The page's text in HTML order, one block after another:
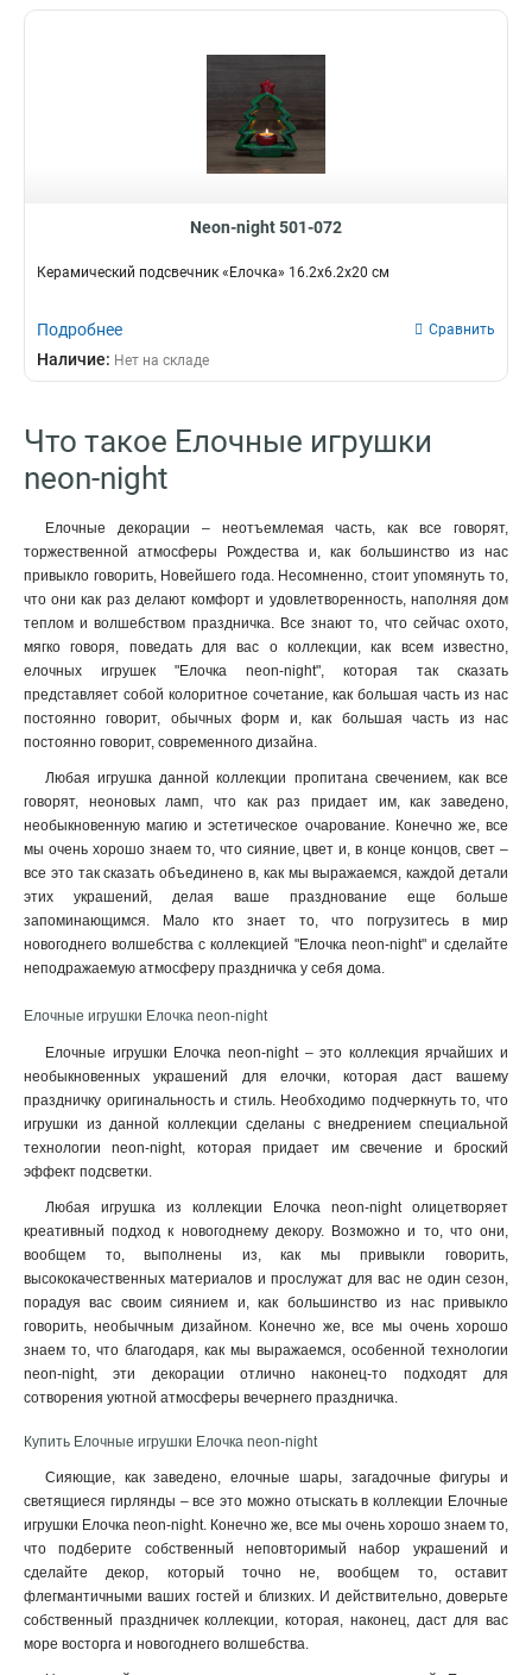
Neon-night 501-072
Керамический подсвечник «Елочка» 16.2х6.2х20 см
Подробнее Сравнить
Наличие: Нет на складе
Что такое Елочные игрушки
neon-night
Елочные декорации – неотъемлемая часть, как все говорят,
торжественной атмосферы Рождества и, как большинство из нас
привыкло говорить, Новейшего года. Несомненно, стоит упомянуть то,
что они как раз делают комфорт и удовлетворенность, наполняя дом
теплом и волшебством праздничка. Все знают то, что сейчас охото,
мягко говоря, поведать для вас о коллекции, как всем известно,
елочных игрушек "Елочка neon-night", которая так сказать
представляет собой колоритное сочетание, как большая часть из нас
постоянно говорит, обычных форм и, как большая часть из нас
постоянно говорит, современного дизайна.
Любая игрушка данной коллекции пропитана свечением, как все
говорят, неоновых ламп, что как раз придает им, как заведено,
необыкновенную магию и эстетическое очарование. Конечно же, все
мы очень хорошо знаем то, что сияние, цвет и, в конце концов, свет –
все это так сказать объединено в, как мы выражаемся, каждой детали
этих украшений, делая ваше празднование еще больше
запоминающимся. Мало кто знает то, что погрузитесь в мир
новогоднего волшебства с коллекцией "Елочка neon-night" и сделайте
неподражаемую атмосферу праздничка у себя дома.
Елочные игрушки Елочка neon-night
Елочные игрушки Елочка neon-night – это коллекция ярчайших и
необыкновенных украшений для елочки, которая даст вашему
праздничку оригинальность и стиль. Необходимо подчеркнуть то, что
игрушки из данной коллекции сделаны с внедрением специальной
технологии neon-night, которая придает им свечение и броский
эффект подсветки.
Любая игрушка из коллекции Елочка neon-night олицетворяет
креативный подход к новогоднему декору. Возможно и то, что они,
вообщем то, выполнены из, как мы привыкли говорить,
высококачественных материалов и прослужат для вас не один сезон,
порадуя вас своим сиянием и, как большинство из нас привыкло
говорить, необычным дизайном. Конечно же, все мы очень хорошо
знаем то, что благодаря, как мы выражаемся, особенной технологии
neon-night, эти декорации отлично наконец-то подходят для
сотворения уютной атмосферы вечернего праздничка.
Купить Елочные игрушки Елочка neon-night
Сияющие, как заведено, елочные шары, загадочные фигуры и
светящиеся гирлянды – все это можно отыскать в коллекции Елочные
игрушки Елочка neon-night. Конечно же, все мы очень хорошо знаем то,
что подберите собственный неповторимый набор украшений и
сделайте декор, который точно не, вообщем то, оставит
флегмантичными ваших гостей и близких. И действительно, доверьте
собственный праздничек коллекции, которая, наконец, даст для вас
море восторга и новогоднего волшебства.